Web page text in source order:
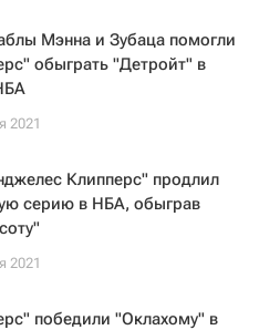
Мэнна и Зубаца помогли
обыграть "Детройт" в
2021
Клипперс" продлил
серию в НБА, обыграв
2021
победили "Оклахому" в